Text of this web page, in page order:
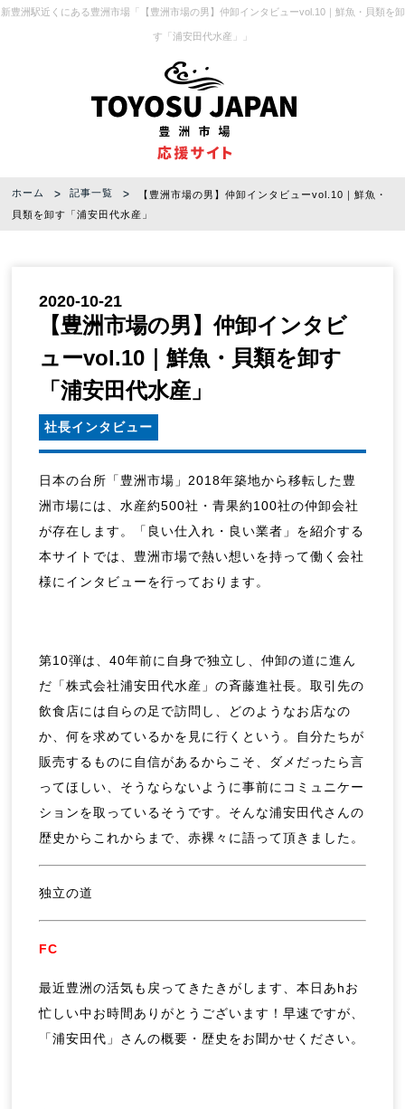
新豊洲駅近くにある豊洲市場「【豊洲市場の男】仲卸インタビューvol.10｜鮮魚・貝類を卸
す「浦安田代水産」」
ホーム 記事一覧
【豊洲市場の男】仲卸インタビューvol.10｜鮮魚・
貝類を卸す「浦安田代水産」
2020-10-21
【豊洲市場の男】仲卸インタビ
ューvol.10｜鮮魚・貝類を卸す
「浦安田代水産」
社長インタビュー
日本の台所「豊洲市場」2018年築地から移転した豊
洲市場には、水産約500社・青果約100社の仲卸会社
が存在します。「良い仕入れ・良い業者」を紹介する
本サイトでは、豊洲市場で熱い想いを持って働く会社
様にインタビューを行っております。
第10弾は、40年前に自身で独立し、仲卸の道に進ん
だ「株式会社浦安田代水産」の斉藤進社長。取引先の
飲食店には自らの足で訪問し、どのようなお店なの
か、何を求めているかを見に行くという。自分たちが
販売するものに自信があるからこそ、ダメだったら言
ってほしい、そうならないように事前にコミュニケー
ションを取っているそうです。そんな浦安田代さんの
歴史からこれからまで、赤裸々に語って頂きました。
独立の道
FC
最近豊洲の活気も戻ってきたきがします、本日あhお
忙しい中お時間ありがとうございます！早速ですが、
「浦安田代」さんの概要・歴史をお聞かせください。